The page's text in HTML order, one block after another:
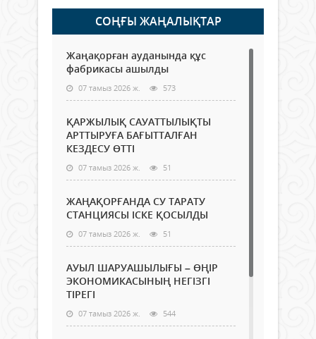
СОҢҒЫ ЖАҢАЛЫҚТАР
Жаңақорған ауданында құс
фабрикасы ашылды
07 тамыз 2026 ж. 573
ҚАРЖЫЛЫҚ САУАТТЫЛЫҚТЫ
АРТТЫРУҒА БАҒЫТТАЛҒАН
КЕЗДЕСУ ӨТТІ
07 тамыз 2026 ж. 51
ЖАҢАҚОРҒАНДА СУ ТАРАТУ
СТАНЦИЯСЫ ІСКЕ ҚОСЫЛДЫ
07 тамыз 2026 ж. 51
АУЫЛ ШАРУАШЫЛЫҒЫ – ӨҢІР
ЭКОНОМИКАСЫНЫҢ НЕГІЗГІ
ТІРЕГІ
07 тамыз 2026 ж. 544